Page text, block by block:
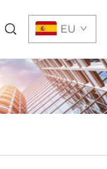
EU